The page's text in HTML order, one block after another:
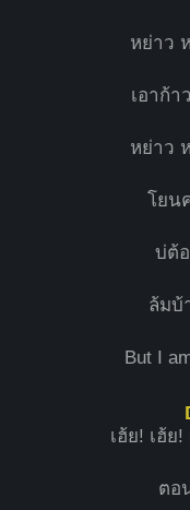
หย่าว
เอาก้า
หย่าว
โยน
บ่ต้
ล้มบ้
But I
เฮ้ย! เฮ้ย!
ตอ